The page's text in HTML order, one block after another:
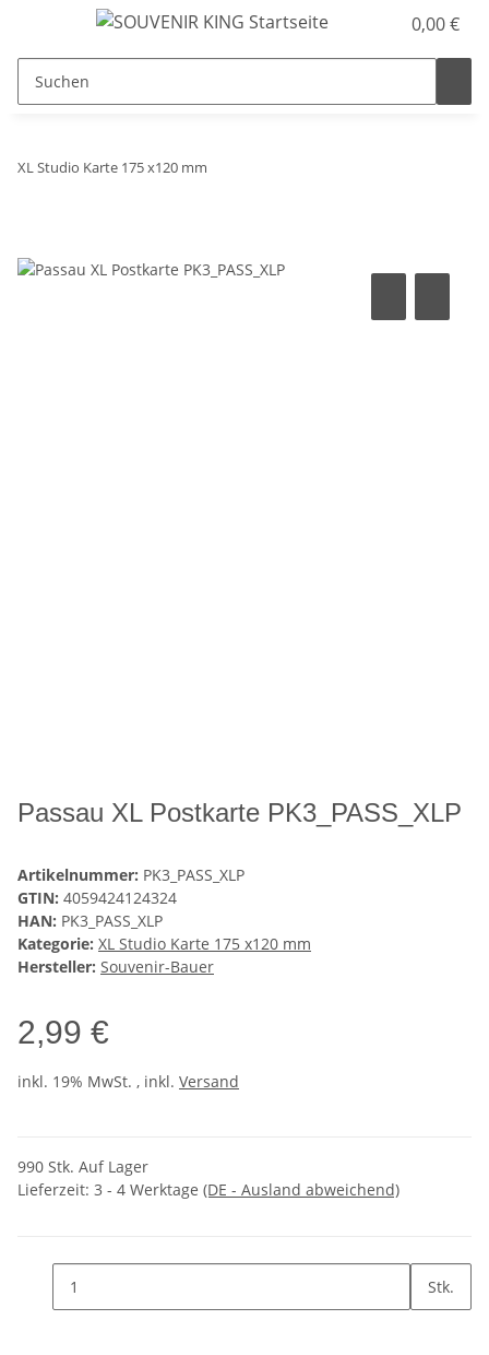
0,00 €
XL Studio Karte 175 x120 mm
Passau XL Postkarte PK3_PASS_XLP
Artikelnummer: PK3_PASS_XLP
GTIN: 4059424124324
HAN: PK3_PASS_XLP
Kategorie: XL Studio Karte 175 x120 mm
Hersteller: Souvenir-Bauer
2,99 €
inkl. 19% MwSt. , inkl. Versand
990 Stk. Auf Lager
Lieferzeit: 3 - 4 Werktage (DE - Ausland abweichend)
Stk.